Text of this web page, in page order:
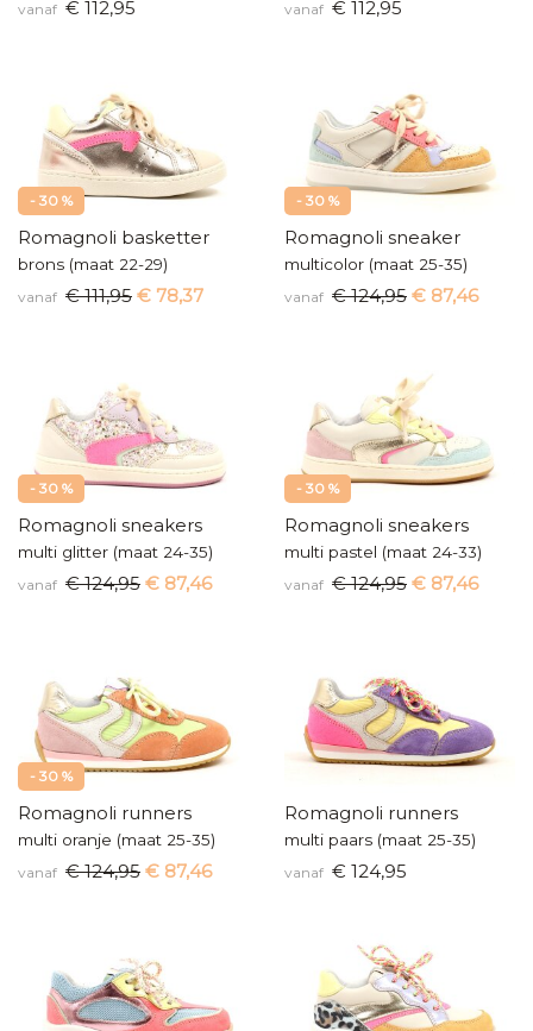
vanaf € 112,95 vanaf € 112,95
- 30 %
Romagnoli basketter
brons (maat 22-29)
vanaf € 111,95 € 78,37
- 30 %
Romagnoli sneaker
multicolor (maat 25-35)
vanaf € 124,95 € 87,46
- 30 %
Romagnoli sneakers
multi glitter (maat 24-35)
vanaf € 124,95 € 87,46
- 30 %
Romagnoli sneakers
multi pastel (maat 24-33)
vanaf € 124,95 € 87,46
- 30 %
Romagnoli runners
multi oranje (maat 25-35)
vanaf € 124,95 € 87,46
Romagnoli runners
multi paars (maat 25-35)
vanaf € 124,95